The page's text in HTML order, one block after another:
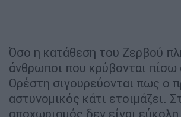
Όσο η κατάθεση του Ζερβού
άνθρωποι που κρύβονται πίσω
Ορέστη σιγουρεύονται πως ο
αστυνομικός κάτι ετοιμάζει.
αποχωρισμός δεν είναι